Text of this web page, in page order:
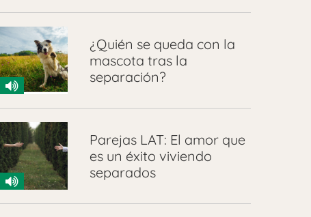
¿Quién se queda con la
mascota tras la
separación?
Parejas LAT: El amor que
es un éxito viviendo
separados